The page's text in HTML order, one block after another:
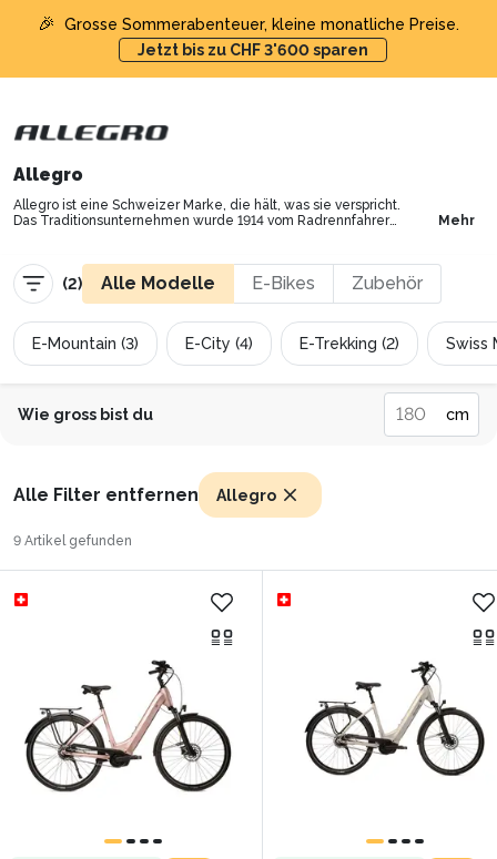
🎉
Grosse Sommerabenteuer, kleine monatliche Preise.
Jetzt bis zu CHF 3'600 sparen
Allegro
Allegro ist eine Schweizer Marke, die hält, was sie verspricht.
Das Traditionsunternehmen wurde 1914 vom Radrennfahrer
sondern bietet auch Vielfalt und Innovation. Von City- bis
Mountainbikes, von elegant bis sportlich: Die Allegro E-Bikes
werden allen Anforderungen gerecht.
Mehr
(2) Alle Modelle E-Bikes Zubehör
E-Mountain (3) E-City (4) E-Trekking (2) Swiss
Wie gross bist du cm
Alle Filter entfernen Allegro
9 Artikel gefunden
MyBikePlan | Alle E-Bike Modelle | Auf Raten mit 0% Zins